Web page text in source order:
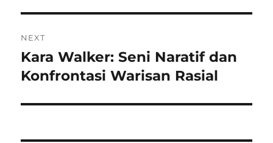
NEXT
Next
post:
Kara Walker: Seni Naratif dan
Konfrontasi Warisan Rasial